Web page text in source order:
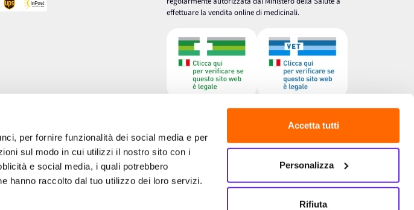
per fornire funzionalità dei social media e per
sul modo in cui utilizzi il nostro sito con i
e social media, i quali potrebbero
hanno raccolto dal tuo utilizzo dei loro servizi.
Accetta tutti
Personalizza
Rifiuta
effettuare la vendita online di medicinali.